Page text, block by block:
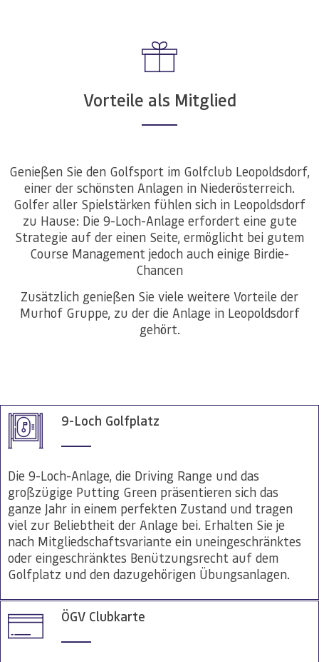
Vorteile als Mitglied
Genießen Sie den Golfsport im Golfclub Leopoldsdorf,
einer der schönsten Anlagen in Niederösterreich.
Golfer aller Spielstärken fühlen sich in Leopoldsdorf
zu Hause: Die 9-Loch-Anlage erfordert eine gute
Strategie auf der einen Seite, ermöglicht bei gutem
Course Management jedoch auch einige Birdie-
Chancen
Zusätzlich genießen Sie viele weitere Vorteile der
Murhof Gruppe, zu der die Anlage in Leopoldsdorf
gehört.
9-Loch Golfplatz
Die 9-Loch-Anlage, die Driving Range und das
großzügige Putting Green präsentieren sich das
ganze Jahr in einem perfekten Zustand und tragen
viel zur Beliebtheit der Anlage bei. Erhalten Sie je
nach Mitgliedschaftsvariante ein uneingeschränktes
oder eingeschränktes Benützungsrecht auf dem
Golfplatz und den dazugehörigen Übungsanlagen.
ÖGV Clubkarte